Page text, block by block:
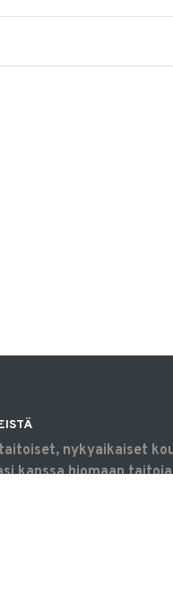
nykyaikaiset
kanssa hiomaan